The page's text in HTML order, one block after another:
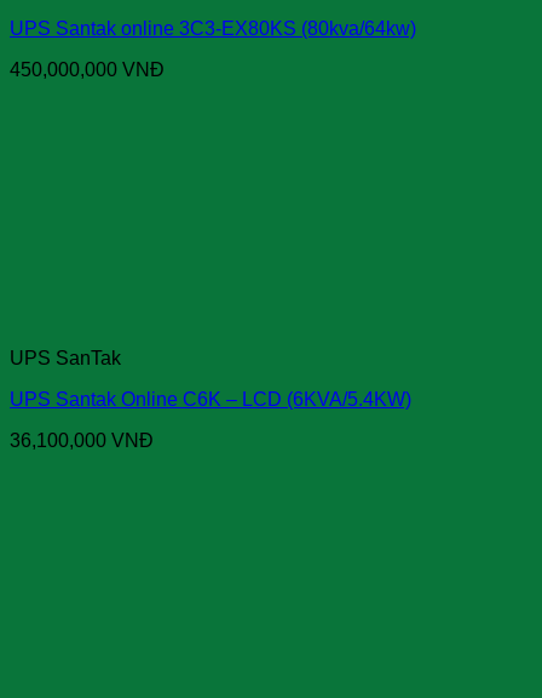
UPS Santak online 3C3-EX80KS (80kva/64kw)
450,000,000 VNĐ
UPS SanTak
UPS Santak Online C6K – LCD (6KVA/5.4KW)
36,100,000 VNĐ